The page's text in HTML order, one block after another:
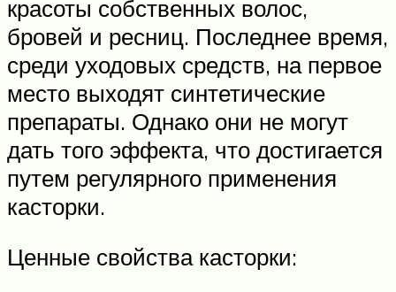
красоты собственных волос,
бровей и ресниц. Последнее время,
среди уходовых средств, на первое
место выходят синтетические
препараты. Однако они не могут
дать того эффекта, что достигается
путем регулярного применения
касторки.
Ценные свойства касторки: